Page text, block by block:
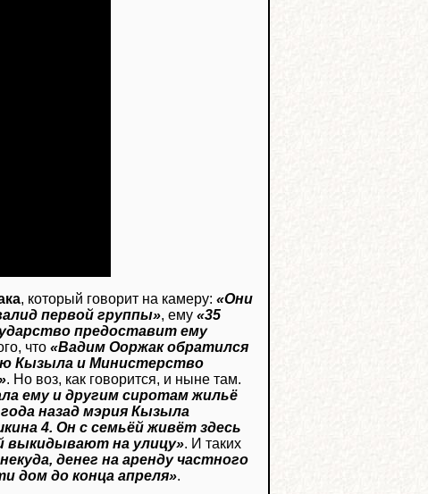
, который говорит на камеру: «Они
первой группы», ему «35
предоставит ему
что «Вадим Ооржак обратился
Кызыла и Министерство
. Но воз, как говорится, и ныне там.
ему и другим сиротам жильё
назад мэрия Кызыла
4. Он с семьёй живёт здесь
выкидывают на улицу». И таких
денег на аренду частного
дом до конца апреля».